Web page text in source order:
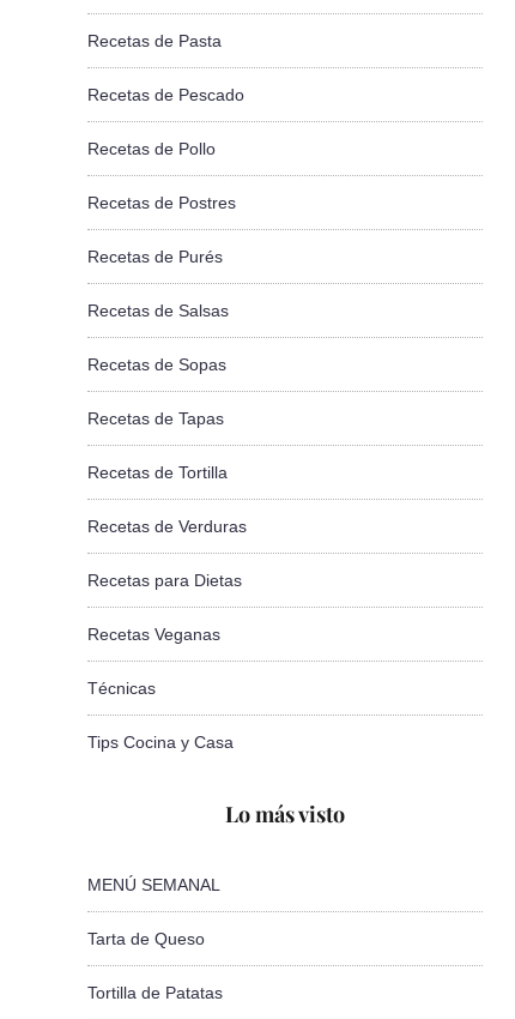
Recetas de Pasta
Recetas de Pescado
Recetas de Pollo
Recetas de Postres
Recetas de Purés
Recetas de Salsas
Recetas de Sopas
Recetas de Tapas
Recetas de Tortilla
Recetas de Verduras
Recetas para Dietas
Recetas Veganas
Técnicas
Tips Cocina y Casa
Lo más visto
MENÚ SEMANAL
Tarta de Queso
Tortilla de Patatas